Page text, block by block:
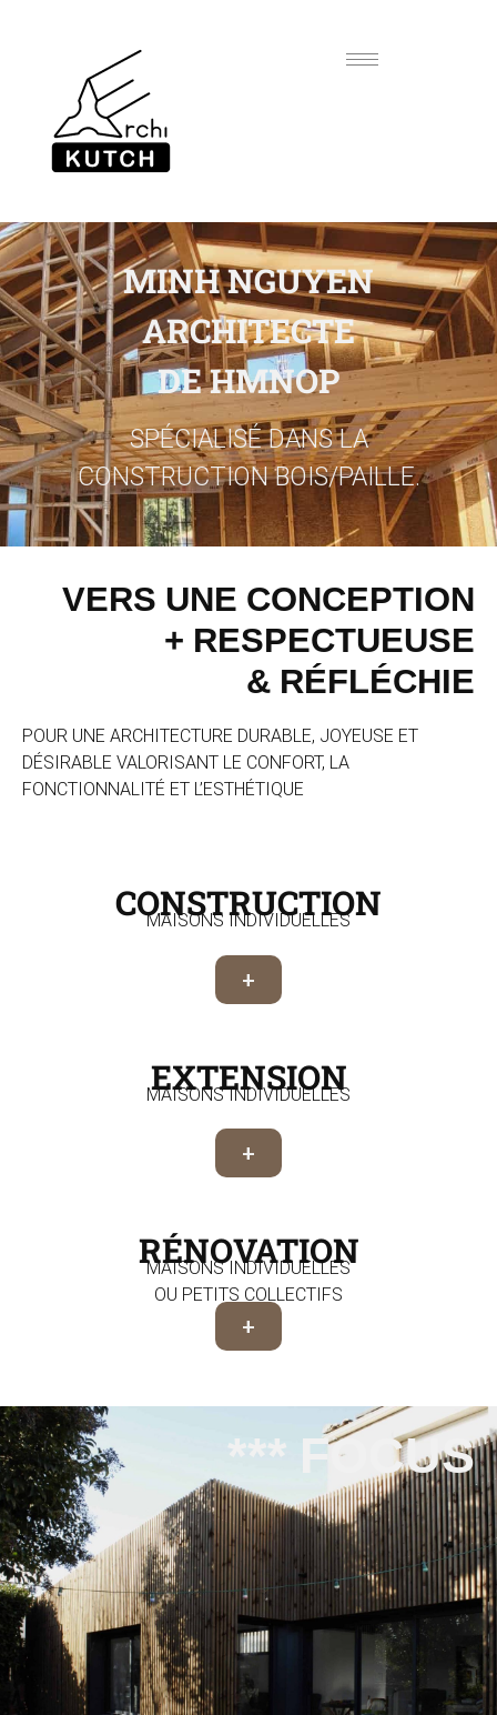
MINH NGUYEN
ARCHITECTE
DE HMNOP
SPÉCIALISÉ DANS LA
CONSTRUCTION BOIS/PAILLE.
VERS UNE CONCEPTION
+ RESPECTUEUSE
& RÉFLÉCHIE
POUR UNE ARCHITECTURE DURABLE, JOYEUSE ET
DÉSIRABLE VALORISANT LE CONFORT, LA
FONCTIONNALITÉ ET L’ESTHÉTIQUE
CONSTRUCTION
MAISONS INDIVIDUELLES
+
EXTENSION
MAISONS INDIVIDUELLES
+
RÉNOVATION
MAISONS INDIVIDUELLES
OU PETITS COLLECTIFS
+
*** FOCUS